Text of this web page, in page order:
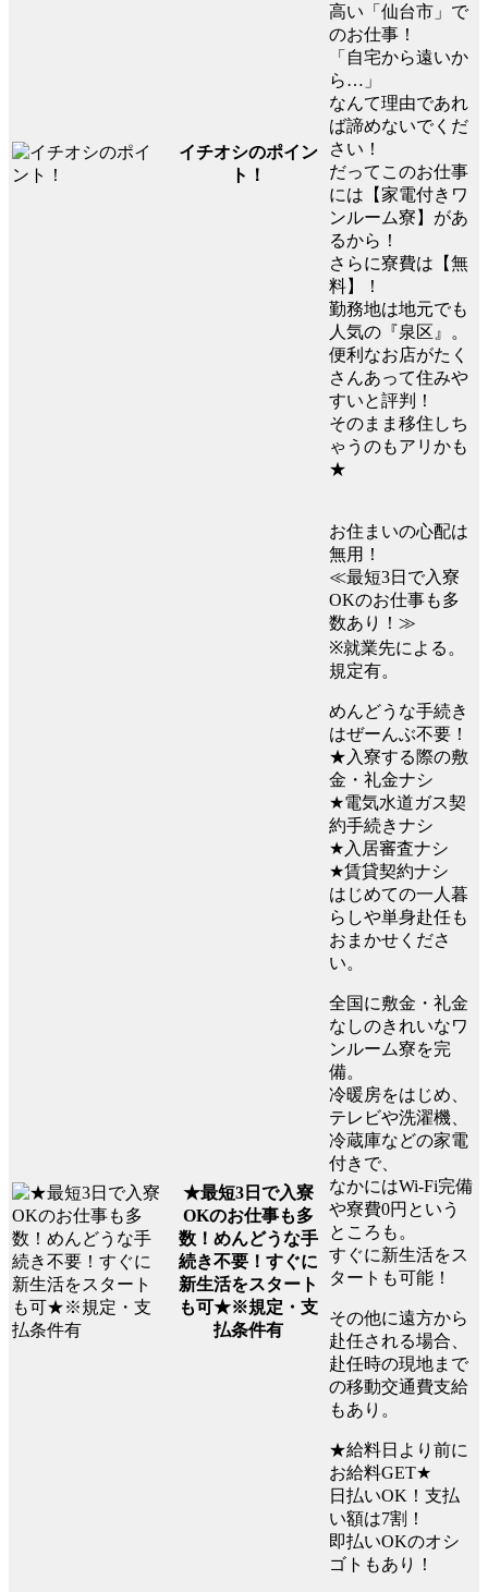
イチオシのポイン
ト！
高い「仙台市」で
のお仕事！
「自宅から遠いか
ら…」
なんて理由であれ
ば諦めないでくだ
さい！
だってこのお仕事
には【家電付きワ
ンルーム寮】があ
るから！
さらに寮費は【無
料】！
勤務地は地元でも
人気の『泉区』。
便利なお店がたく
さんあって住みや
すいと評判！
そのまま移住しち
ゃうのもアリかも
★
★最短3日で入寮
OKのお仕事も多
数！めんどうな手
続き不要！すぐに
新生活をスタート
も可★※規定・支
払条件有
お住まいの心配は
無用！
≪最短3日で入寮
OKのお仕事も多
数あり！≫
※就業先による。
規定有。
めんどうな手続き
はぜーんぶ不要！
★入寮する際の敷
金・礼金ナシ
★電気水道ガス契
約手続きナシ
★入居審査ナシ
★賃貸契約ナシ
はじめての一人暮
らしや単身赴任も
おまかせくださ
い。
全国に敷金・礼金
なしのきれいなワ
ンルーム寮を完
備。
冷暖房をはじめ、
テレビや洗濯機、
冷蔵庫などの家電
付きで、
なかにはWi-Fi完備
や寮費0円という
ところも。
すぐに新生活をス
タートも可能！
その他に遠方から
赴任される場合、
赴任時の現地まで
の移動交通費支給
もあり。
★給料日より前に
お給料GET★
日払いOK！支払
い額は7割！
即払いOKのオシ
ゴトもあり！